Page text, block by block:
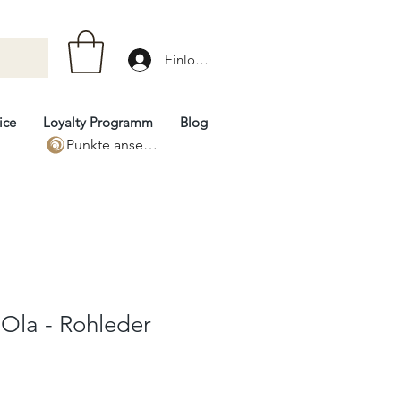
Einloggen
Loyalty Programm
Blog
Punkte ansehen
- Rohleder